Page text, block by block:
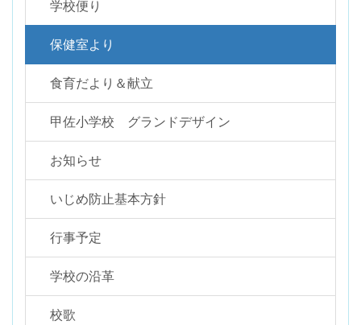
学校便り
保健室より
食育だより＆献立
甲佐小学校 グランドデザイン
お知らせ
いじめ防止基本方針
行事予定
学校の沿革
校歌